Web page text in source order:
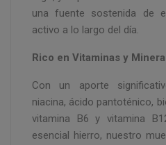
una fuente sostenida de
activo a lo largo del día.
Rico en Vitaminas y
Con un aporte
niacina, ácido pantoténico,
vitamina B6 y vitamina
esencial hierro, nuestro